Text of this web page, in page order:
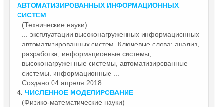
АВТОМАТИЗИРОВАННЫХ ИНФОРМАЦИОННЫХ
СИСТЕМ
(Технические науки)
эксплуатации высоконагруженных информационных
автоматизированных систем. Ключевые слова: анализ,
разработка, информационные системы,
высоконагруженные системы, автоматизированные
системы, информационные ...
Создано 04 апреля 2018
4. ЧИСЛЕННОЕ МОДЕЛИРОВАНИЕ
(Физико-математические науки)